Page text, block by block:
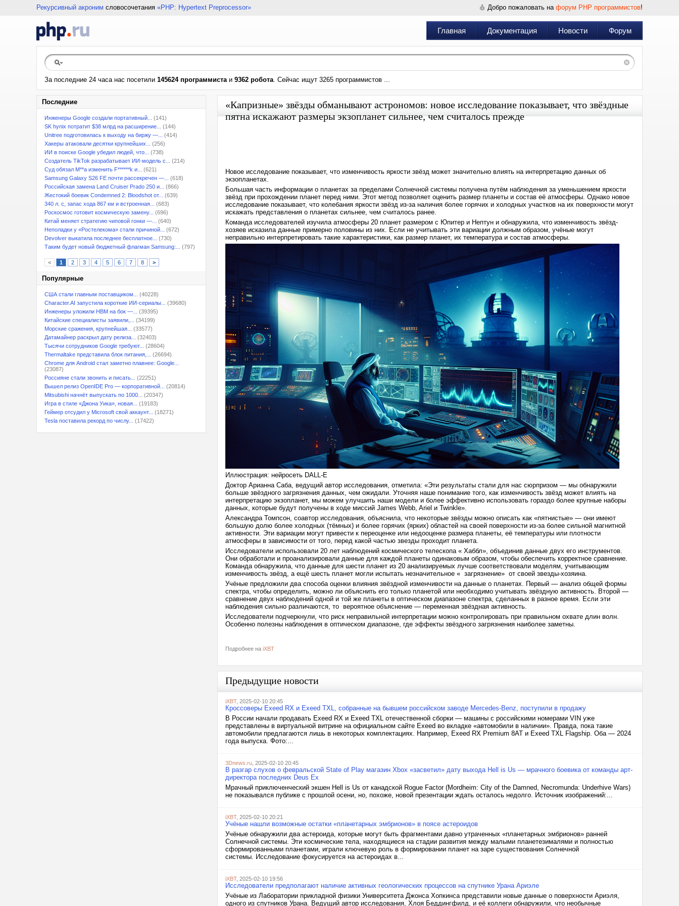
Рекурсивный акроним словосочетания «PHP: Hypertext Preprocessor» Добро пожаловать на форум PHP программистов!
Главная Документация Новости Форум
За последние 24 часа нас посетили 145624 программистаи 9362 робота. Сейчас ищут 3265 программистов ...
Последние
Инженеры Google создали портативный...
(141)
SK hynix потратит $38 млрд на расширение...
(144)
Unitree подготовилась к выходу на биржу —...
(414)
Хакеры атаковали десятки крупнейших...
(256)
ИИ в поиске Google убедил людей, что...
(738)
Создатель TikTok разрабатывает ИИ-модель с...
(214)
Суд обязал M**a изменить F******k и...
(621)
Samsung Galaxy S26 FE почти рассекречен —...
(618)
Российская замена Land Cruiser Prado 250 и...
(866)
Жестокий боевик Condemned 2: Bloodshot от...
(639)
340 л. с, запас хода 867 км и встроенная...
(683)
Роскосмос готовит космическую замену...
(696)
Китай меняет стратегию чиповой гонки —...
(640)
Неполадки у «Ростелекома» стали причиной...
(672)
Devolver выкатила последнее бесплатное...
(730)
Таким будет новый бюджетный флагман Samsung:...
(797)
< 1 2 3 4 5 6 7 8 >
Популярные
США стали главным поставщиком...
(40228)
Character.AI запустила короткие ИИ-сериалы...
(39680)
Инженеры уложили HBM на бок —...
(39395)
Китайские специалисты заявили,...
(34199)
Морские сражения, крупнейшая...
(33577)
Датамайнер раскрыл дату релиза...
(32403)
Тысячи сотрудников Google требуют...
(28604)
Thermaltake представила блок питания,...
(26694)
Chrome для Android стал заметно плавнее: Google...
(23087)
Россияне стали звонить и писать...
(22251)
Вышел релиз OpenIDE Pro — корпоративной...
(20814)
Mitsubishi начнёт выпускать по 1000...
(20347)
Игра в стиле «Джона Уика», новая...
(19183)
Геймер отсудил у Microsoft свой аккаунт...
(18271)
Tesla поставила рекорд по числу...
(17422)
«Капризные» звёзды обманывают астрономов: новое исследование показывает, что звёздные
пятна искажают размеры экзопланет сильнее, чем считалось прежде
Новое исследование показывает, что изменчивость яркости звёзд может значительно влиять на интерпретацию данных об
экзопланетах.
Большая часть информации о планетах за пределами Солнечной системы получена путём наблюдения за уменьшением яркости
звёзд при прохождении планет перед ними. Этот метод позволяет оценить размер планеты и состав её атмосферы. Однако новое
исследование показывает, что колебания яркости звёзд из-за наличия более горячих и холодных участков на их поверхности могут
искажать представления о планетах сильнее, чем считалось ранее.
Команда исследователей изучила атмосферы 20 планет размером с Юпитер и Нептун и обнаружила, что изменчивость звёзд-
хозяев исказила данные примерно половины из них. Если не учитывать эти вариации должным образом, учёные могут
неправильно интерпретировать такие характеристики, как размер планет, их температура и состав атмосферы.
Иллюстрация: нейросеть DALL-E
Доктор Арианна Саба, ведущий автор исследования, отметила: «Эти результаты стали для нас сюрпризом — мы обнаружили
больше звёздного загрязнения данных, чем ожидали. Уточняя наше понимание того, как изменчивость звёзд может влиять на
интерпретацию экзопланет, мы можем улучшить наши модели и более эффективно использовать гораздо более крупные наборы
данных, которые будут получены в ходе миссий James Webb, Ariel и Twinkle».
Александра Томпсон, соавтор исследования, объяснила, что некоторые звёзды можно описать как «пятнистые» — они имеют
большую долю более холодных (тёмных) и более горячих (ярких) областей на своей поверхности из-за более сильной магнитной
активности. Эти вариации могут привести к переоценке или недооценке размера планеты, её температуры или плотности
атмосферы в зависимости от того, перед какой частью звезды проходит планета.
Исследователи использовали 20 лет наблюдений космического телескопа « Хаббл», объединив данные двух его инструментов.
Они обработали и проанализировали данные для каждой планеты одинаковым образом, чтобы обеспечить корректное сравнение.
Команда обнаружила, что данные для шести планет из 20 анализируемых лучше соответствовали моделям, учитывающим
изменчивость звёзд, а ещё шесть планет могли испытать незначительное « загрязнение» от своей звезды-хозяина.
Учёные предложили два способа оценки влияния звёздной изменчивости на данные о планетах. Первый — анализ общей формы
спектра, чтобы определить, можно ли объяснить его только планетой или необходимо учитывать звёздную активность. Второй —
сравнение двух наблюдений одной и той же планеты в оптическом диапазоне спектра, сделанных в разное время. Если эти
наблюдения сильно различаются, то вероятное объяснение — переменная звёздная активность.
Исследователи подчеркнули, что риск неправильной интерпретации можно контролировать при правильном охвате длин волн.
Особенно полезны наблюдения в оптическом диапазоне, где эффекты звёздного загрязнения наиболее заметны.
Подробнее на iXBT
Предыдущие новости
iXBT, 2025-02-10 20:45
Кроссоверы Exeed RX и Exeed TXL, собранные на бывшем российском заводе Mercedes-Benz, поступили в продажу
В России начали продавать Exeed RX и Exeed TXL отечественной сборки — машины с российскими номерами VIN уже
представлены в виртуальной витрине на официальном сайте Exeed во вкладке «автомобили в наличии». Правда, пока такие
автомобили предлагаются лишь в некоторых комплектациях. Например, Exeed RX Premium 8AT и Exeed TXL Flagship. Оба — 2024
года выпуска. Фото:...
3Dnews.ru , 2025-02-10 20:45
В разгар слухов о февральской State of Play магазин Xbox «засветил» дату выхода Hell is Us — мрачного боевика от команды арт-
директора последних Deus Ex
Мрачный приключенческий экшен Hell is Us от канадской Rogue Factor (Mordheim: City of the Damned, Necromunda: Underhive Wars)
не показывался публике с прошлой осени, но, похоже, новой презентации ждать осталось недолго. Источник изображений:...
iXBT, 2025-02-10 20:21
Учёные нашли возможные остатки «планетарных эмбрионов» в поясе астероидов
Учёные обнаружили два астероида, которые могут быть фрагментами давно утраченных «планетарных эмбрионов» ранней
Солнечной системы. Эти космические тела, находящиеся на стадии развития между малыми планетезималями и полностью
сформированными планетами, играли ключевую роль в формировании планет на заре существования Солнечной
системы. Исследование фокусируется на астероидах в...
iXBT, 2025-02-10 19:56
Исследователи предполагают наличие активных геологических процессов на спутнике Урана Ариэле
Учёные из Лаборатории прикладной физики Университета Джонса Хопкинса представили новые данные о поверхности Ариэля,
одного из спутников Урана. Ведущий автор исследования, Хлоя Беддингфилд, и её коллеги обнаружили, что необычные